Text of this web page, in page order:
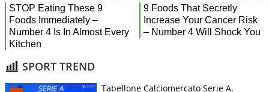
SPORT TREND
Tabellone Calciomercato Serie A.